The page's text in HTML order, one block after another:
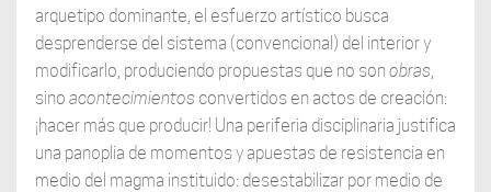
arquetipo dominante, el esfuerzo artístico busca
desprenderse del sistema (convencional) del interior y
modificarlo, produciendo propuestas que no son obras,
sino acontecimientosconvertidos en actos de creación:
¡hacer más que producir! Una periferia disciplinaria justifica
una panoplia de momentos y apuestas de resistencia en
medio del magma instituido: desestabilizar por medio de